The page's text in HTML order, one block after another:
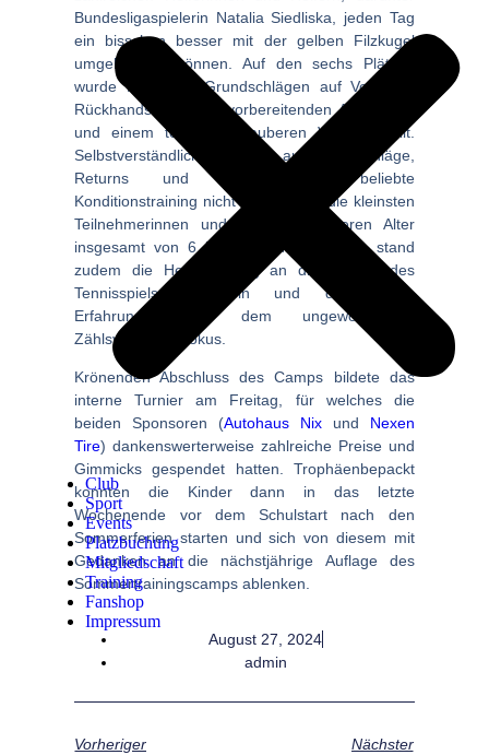
Club
Sport
Events
Platzbuchung
Mitgliedschaft
Training
Fanshop
Impressum
Bundesligaspielerin Natalia Siedliska, jeden Tag
ein bisschen besser mit der gelben Filzkugel
umgehen zu können. Auf den sechs Plätzen
wurde fleißig an Grundschlägen auf Vor- und
Rückhandseite, dem vorbereitenden Angriffsball
und einem technisch sauberen Volley gefeilt.
Selbstverständlich kamen auch Aufschläge,
Returns und das allseits beliebte
Konditionstraining nicht zu kurz. Für die kleinsten
Teilnehmerinnen und Teilnehmer, deren Alter
insgesamt von 6 bis 16 Jahren reichte, stand
zudem die Heranführung an die Regeln des
Tennisspiels allgemein und die ersten
Erfahrungen mit dem ungewöhnlichen
Zählsystem im Fokus.
Krönenden Abschluss des Camps bildete das
interne Turnier am Freitag, für welches die
beiden Sponsoren (Autohaus Nixund Nexen
Tire) dankenswerterweise zahlreiche Preise und
Gimmicks gespendet hatten. Trophäenbepackt
konnten die Kinder dann in das letzte
Wochenende vor dem Schulstart nach den
Sommerferien starten und sich von diesem mit
Gedanken an die nächstjährige Auflage des
Sommertrainingscamps ablenken.
August 27, 2024
admin
Vorheriger Nächster